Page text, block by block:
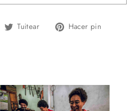
Compartir
Tuitear
TuitearHacer pin